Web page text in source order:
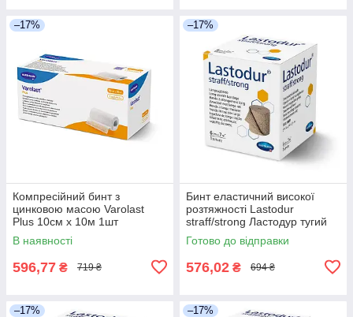
–17%
Компресійний бинт з
цинковою масою Varolast
Plus 10см х 10м 1шт
В наявності
596,77 ₴ 719 ₴
–17%
Бинт еластичний високої
розтяжності Lastodur
straff/strong Ластодур тугий
6см х 7м 1шт
Готово до відправки
576,02 ₴ 694 ₴
–17% –17%